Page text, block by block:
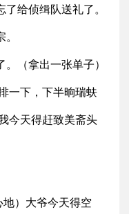
给侦缉队送礼了。
（拿出一张单子）
一下，下半晌瑞蚨
今天得赶致美斋头
）大爷今天得空